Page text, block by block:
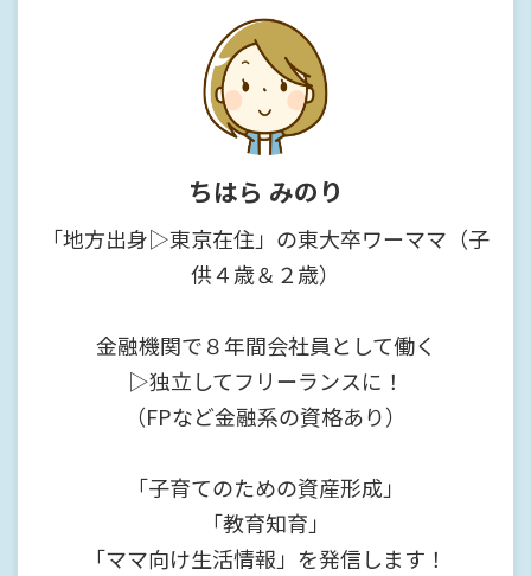
ちはら みのり
「地方出身▷東京在住」の東大卒ワーママ（子
供４歳＆２歳）
金融機関で８年間会社員として働く
▷独立してフリーランスに！
（FPなど金融系の資格あり）
「子育てのための資産形成」
「教育知育」
「ママ向け生活情報」を発信します！